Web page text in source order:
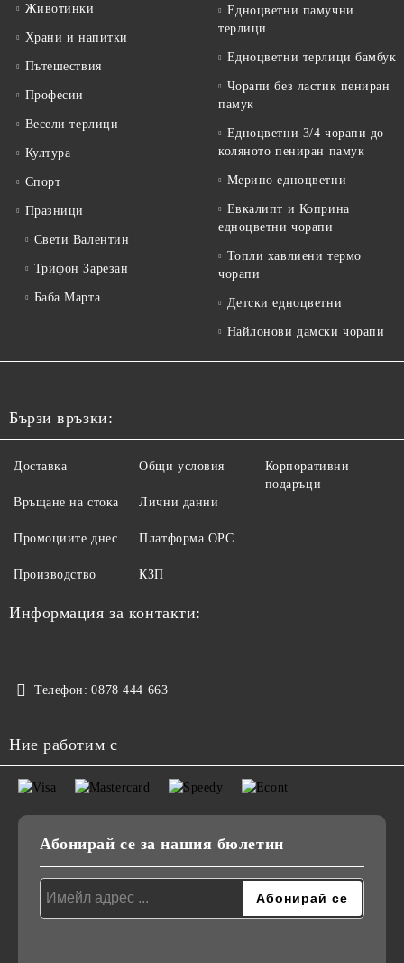
Животинки
Храни и напитки
Пътешествия
Професии
Весели терлици
Култура
Спорт
Празници
Свети Валентин
Трифон Зарезан
Баба Марта
Едноцветни памучни
терлици
Едноцветни терлици бамбук
Чорапи без ластик пениран
памук
Едноцветни 3/4 чорапи до
коляното пениран памук
Мерино едноцветни
Евкалипт и Коприна
едноцветни чорапи
Топли хавлиени термо
чорапи
Детски едноцветни
Найлонови дамски чорапи
Бързи връзки:
Доставка
Връщане на стока
Промоциите днес
Производство
Общи условия
Лични данни
Платформа ОРС
КЗП
Корпоративни
подаръци
Информация за контакти:
Телефон: 0878 444 663
Ние работим с
Абонирай се за нашия бюлетин